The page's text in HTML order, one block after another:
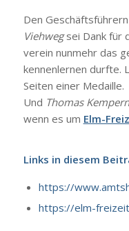
Den Geschäfts­füh­rern
Vieh­wegsei Dank für
ver­ein nun­mehr das
ken­nen­ler­nen durf­te.
Sei­ten einer Medail­le.
Und Tho­mas
wenn es um Elm-
Links in die­sem
https://www
https://elm-